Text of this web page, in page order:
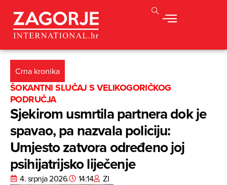
Crna kronika
ŠOKANTNI SLUČAJ S VELIKOGORIČKOG
PODRUČJA
Sjekirom usmrtila partnera dok je
spavao, pa nazvala policiju:
Umjesto zatvora određeno joj
psihijatrijsko liječenje
4. srpnja 2026. 14:14 ZI